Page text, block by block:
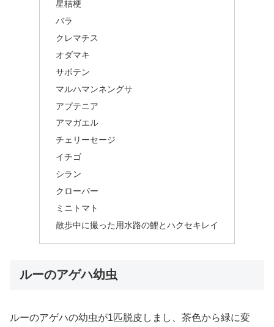
星桔梗
バラ
クレマチス
オダマキ
サボテン
マルハマンネングサ
アプテニア
アマガエル
チェリーセージ
イチゴ
シラン
クローバー
ミニトマト
散歩中に撮った用水路の鯉とハクセキレイ
ルーのアゲハ幼虫
ルーのアゲハの幼虫が1匹脱皮しまし、茶色から緑に変